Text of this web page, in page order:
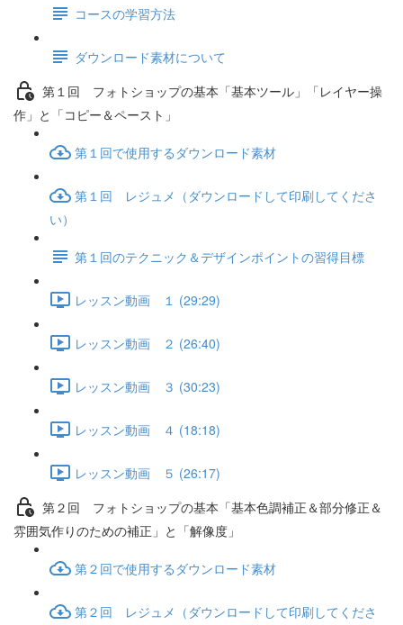
コースの学習方法
ダウンロード素材について
第１回 フォトショップの基本「基本ツール」「レイヤー操
作」と「コピー＆ペースト」
第１回で使用するダウンロード素材
第１回 レジュメ（ダウンロードして印刷してくださ
い）
第１回のテクニック＆デザインポイントの習得目標
レッスン動画 １ (29:29)
レッスン動画 ２ (26:40)
レッスン動画 ３ (30:23)
レッスン動画 ４ (18:18)
レッスン動画 ５ (26:17)
第２回 フォトショップの基本「基本色調補正＆部分修正＆
雰囲気作りのための補正」と「解像度」
第２回で使用するダウンロード素材
第２回 レジュメ（ダウンロードして印刷してくださ